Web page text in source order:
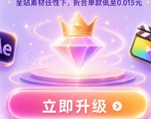
FCPX插件：火焰片头模板 动画燃烧